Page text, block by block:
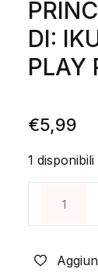
DI:
PLAY
€5,99
1 disponibili